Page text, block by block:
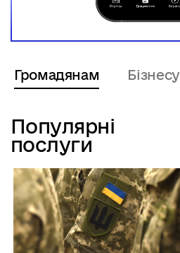
Громадянам Бізнесу
Популярні
послуги